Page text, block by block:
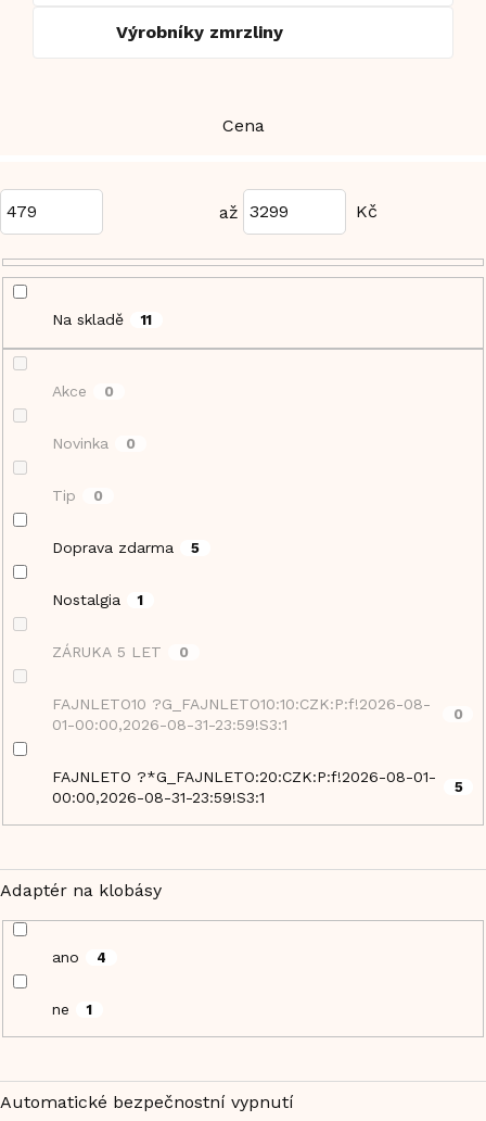
Výrobníky zmrzliny
Cena
479 3299
Na skladě 11
Akce 0
Novinka 0
Tip 0
Doprava zdarma 5
Nostalgia 1
ZÁRUKA 5 LET 0
FAJNLETO10 ?G_FAJNLETO10:10:CZK:P:f!2026-08-
01-00:00,2026-08-31-23:59!S3:1
0
FAJNLETO ?*G_FAJNLETO:20:CZK:P:f!2026-08-01-
00:00,2026-08-31-23:59!S3:1
5
Adaptér na klobásy
ano 4
ne 1
Automatické bezpečnostní vypnutí